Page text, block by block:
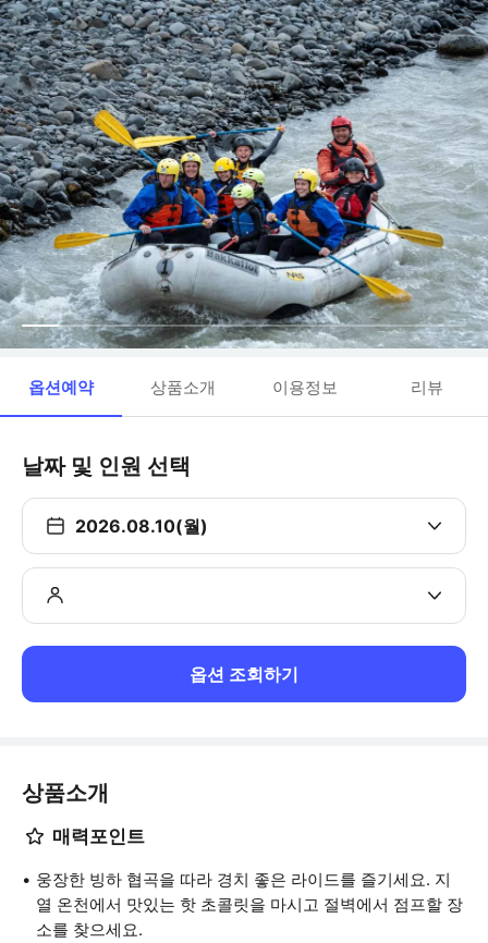
옵션예약 상품소개 이용정보 리뷰
날짜 및 인원 선택
2026.08.10(월)
옵션 조회하기
상품소개
매력포인트
웅장한 빙하 협곡을 따라 경치 좋은 라이드를 즐기세요. 지
열 온천에서 맛있는 핫 초콜릿을 마시고 절벽에서 점프할 장
소를 찾으세요.